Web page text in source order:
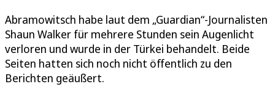
Abramowitsch habe laut dem „Guardian“-Journalisten
Shaun Walker für mehrere Stunden sein Augenlicht
verloren und wurde in der Türkei behandelt. Beide
Seiten hatten sich noch nicht öffentlich zu den
Berichten geäußert.